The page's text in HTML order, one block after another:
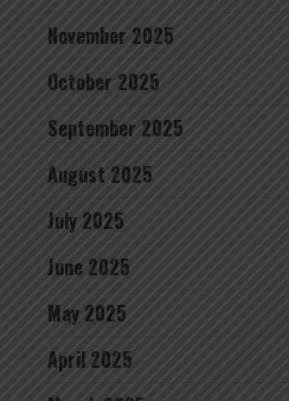
November 2025
October 2025
September 2025
August 2025
July 2025
June 2025
May 2025
April 2025